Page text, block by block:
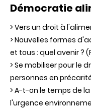
Démocratie
> Vers un droit à
> Nouvelles formes
et tous : quel avenir ?
> Se mobiliser pour le
personnes en
> A-t-on le temps de
l'urgence